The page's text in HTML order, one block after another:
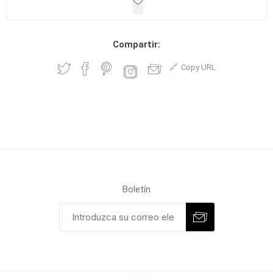
Compartir:
Copy URL
Boletín